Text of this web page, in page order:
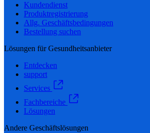
Kundendienst
Produktregistrierung
Allg. Geschäftsbedingungen
Bestellung suchen
Lösungen für Gesundheitsanbieter
Entdecken
support
Services
Fachbereiche
Lösungen
Andere Geschäftslösungen